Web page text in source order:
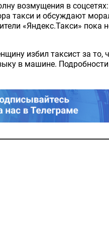
возмущения в
такси и обсуждают
«Яндекс.Такси» пока
избил таксист за то,
в машине.